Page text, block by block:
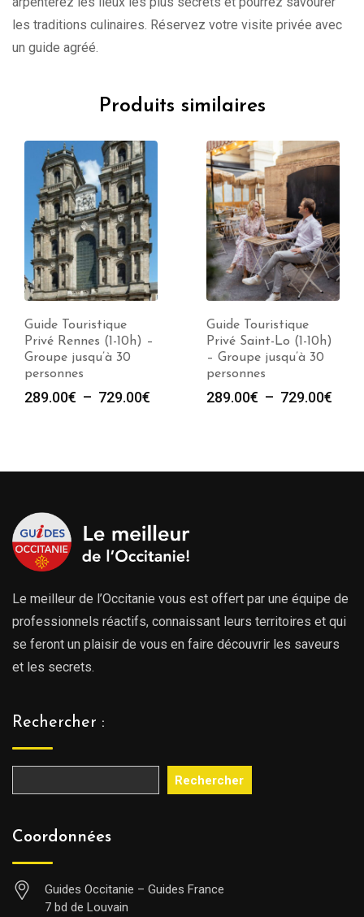
les traditions culinaires. Réservez votre visite privée avec
un guide agréé.
Produits similaires
Guide Touristique
Privé Rennes (1-10h) –
Groupe jusqu’à 30
personnes
289.00€ – 729.00€
à
Guide Touristique
Privé Saint-Lo (1-10h)
– Groupe jusqu’à 30
personnes
289.00€ – 729.00€
à
Le meilleur de l’Occitanie vous est offert par une équipe de
professionnels réactifs, connaissant leurs territoires et qui
se feront un plaisir de vous en faire découvrir les saveurs
et les secrets.
Rechercher :
Rechercher
Coordonnées
Guides Occitanie – Guides France
7 bd de Louvain